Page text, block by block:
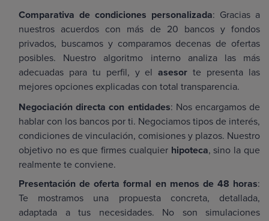
Comparativa de condiciones personalizada: Gracias a
nuestros acuerdos con más de 20 bancos y fondos
privados, buscamos y comparamos decenas de ofertas
posibles. Nuestro algoritmo interno analiza las más
adecuadas para tu perfil, y elasesor te presenta las
mejores opciones explicadas con total transparencia.
Negociación directa con entidades: Nos encargamos de
hablar con los bancos por ti. Negociamos tipos de interés,
condiciones de vinculación, comisiones y plazos. Nuestro
objetivo no es que firmes cualquier hipoteca, sino la que
realmente te conviene.
Presentación de oferta formal en menos de 48 horas:
Te mostramos una propuesta concreta, detallada,
adaptada a tus necesidades. No son simulaciones